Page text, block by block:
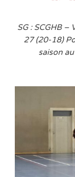
SG : SCGHB –
27 (20-18)
saison